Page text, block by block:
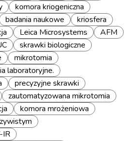
komora kriogeniczna
badania naukowe
kriosfera
Leica Microsystems
AFM
skrawki biologiczne
mikrotomia
laboratoryjne.
precyzyjne skrawki
zautomatyzowana mikrotomia
komora mrożeniowa
IR